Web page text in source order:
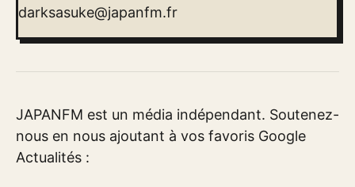
darksasuke@japanfm.fr
JAPANFM est un média indépendant. Soutenez-
nous en nous ajoutant à vos favoris Google
Actualités :